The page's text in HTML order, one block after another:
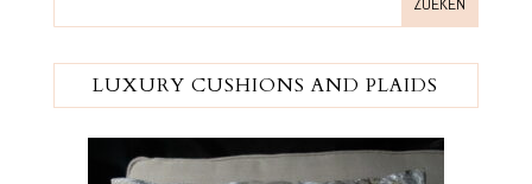
LUXURY CUSHIONS AND PLAIDS